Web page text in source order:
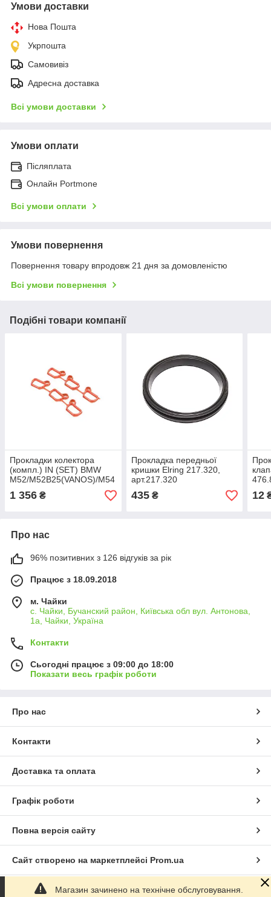
Умови доставки
Нова Пошта
Укрпошта
Самовивіз
Адресна доставка
Всі умови доставки
Умови оплати
Післяплата
Онлайн Portmone
Всі умови оплати
Умови повернення
Повернення товару впродовж 21 дня за домовленістю
Всі умови повернення
Подібні товари компанії
Прокладки колектора
(компл.) IN (SET) BMW
M52/M52B25(VANOS)/M54
98- (вир-во Elring),
арт.366.500
1 356 ₴
Прокладка передньої
кришки Elring 217.320,
арт.217.320
435₴ 12
Про нас
96% позитивних з 126 відгуків за рік
Працює з 18.09.2018
м. Чайки
с. Чайки, Бучанский район, Київська обл вул. Антонова,
1а, Чайки, Україна
Контакти
Сьогодні працює з 09:00 до 18:00
Показати весь графік роботи
Про нас
Контакти
Доставка та оплата
Графік роботи
Повна версія сайту
Сайт створено на маркетплейсі Prom.ua
Політика конфіденційності
Магазин зачинено на технічне обслуговування.